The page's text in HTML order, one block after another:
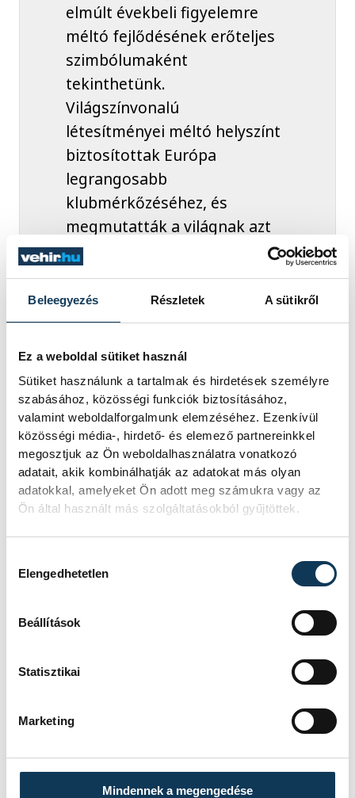
Beleegyezés Részletek A sütikről
Ez a weboldal sütiket használ
Sütiket használunk a tartalmak és hirdetések személyre
szabásához, közösségi funkciók biztosításához,
valamint weboldalforgalmunk elemzéséhez. Ezenkívül
közösségi média-, hirdető- és elemező partnereinkkel
megosztjuk az Ön weboldalhasználatra vonatkozó
adatait, akik kombinálhatják az adatokat más olyan
adatokkal, amelyeket Ön adott meg számukra vagy az
Ön által használt más szolgáltatásokból gyűjtöttek.
Elengedhetetlen
Beállítások
Statisztikai
Marketing
Mindennek a megengedése
elmúlt évekbeli figyelemre
méltó fejlődésének erőteljes
szimbólumaként
tekinthetünk.
Világszínvonalú
létesítményei méltó helyszínt
biztosítottak Európa
legrangosabb
klubmérkőzéséhez, és
megmutatták a világnak azt
az ambíciót, jövőképet és
elkötelezettséget, amely
továbbra is a magyar futball
fejlődését szolgálja
- írta az UEFA elnöke.
A szombati fináléban a címvédő Paris
Saint-Germain 1-1-es eredményt követően
büntetőpárbajban múlta felül az Arsenalt.
sport ország-világ
Bajnokok Ligája